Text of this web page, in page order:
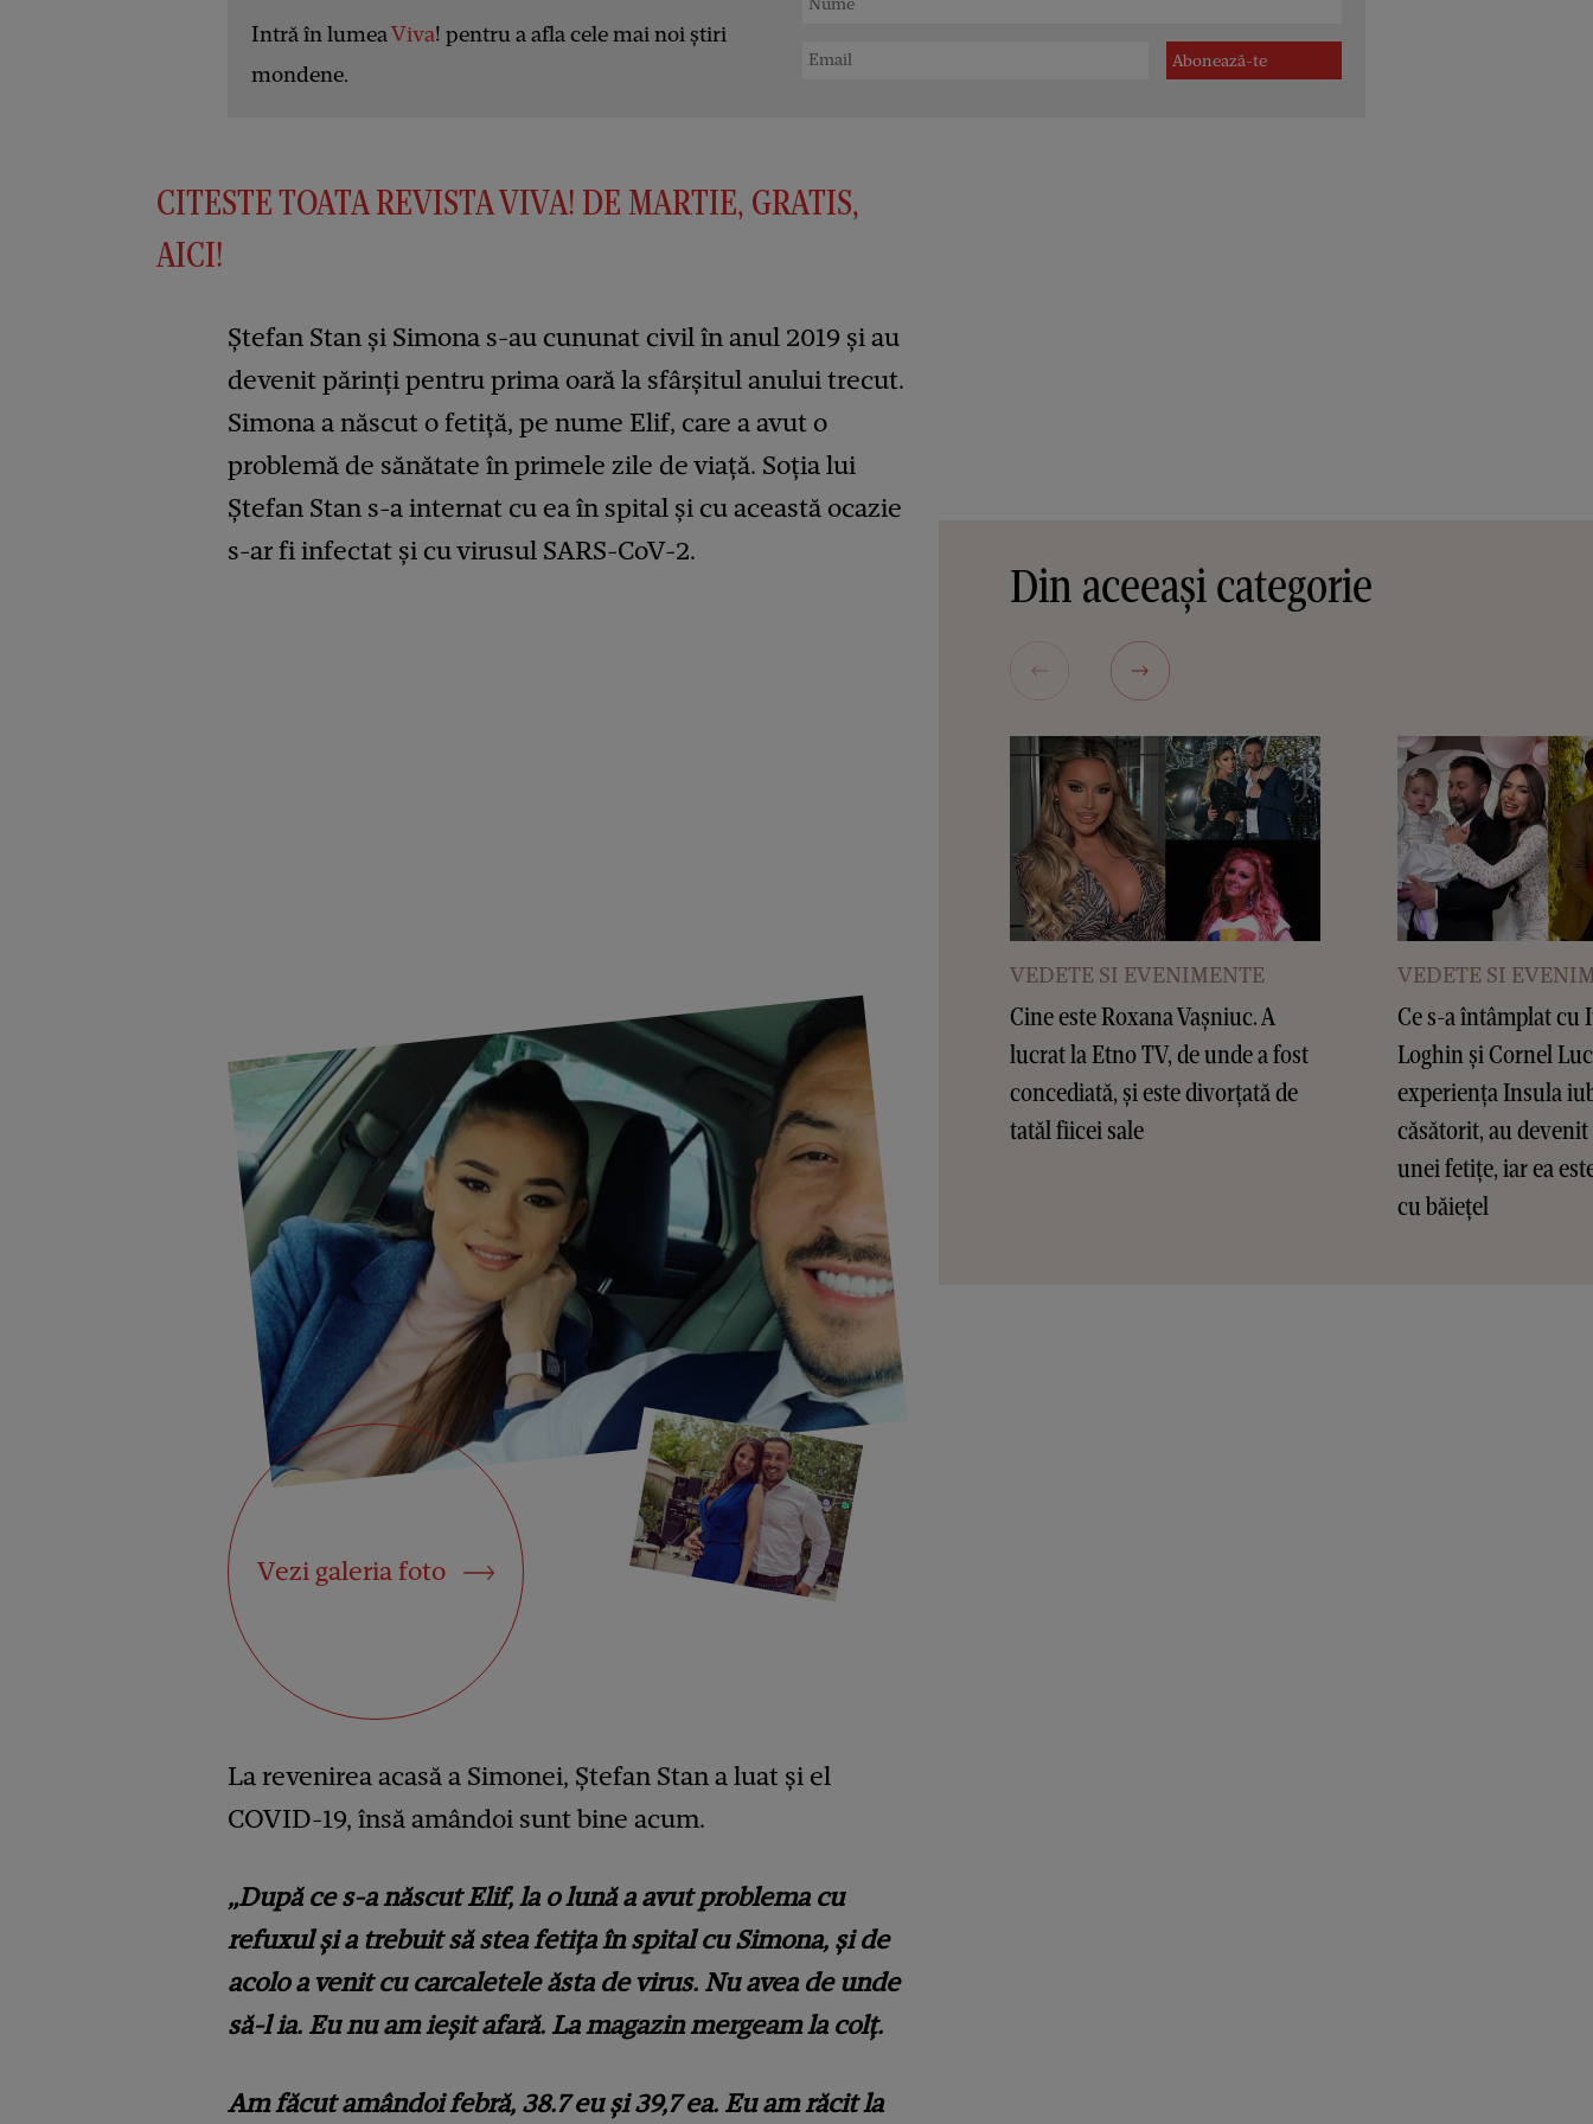
Intră în lumeaViva! pentru a afla cele mai noi știri
mondene.
CITESTE TOATA REVISTA VIVA! DE MARTIE, GRATIS,
AICI!
Ștefan Stan și Simona s-au cununat civil în anul 2019 și au
devenit părinți pentru prima oară la sfârșitul anului trecut.
Simona a născut o fetiță, pe nume Elif, care a avut o
problemă de sănătate în primele zile de viață. Soția lui
Ștefan Stan s-a internat cu ea în spital și cu această ocazie
s-ar fi infectat și cu virusul SARS-CoV-2.
Vezi galeria foto
La revenirea acasă a Simonei, Ștefan Stan a luat și el
COVID-19, însă amândoi sunt bine acum.
„După ce s-a născut Elif, la o lună a avut problema cu
refuxul și a trebuit să stea fetița în spital cu Simona, și de
acolo a venit cu carcaletele ăsta de virus. Nu avea de unde
să-l ia. Eu nu am ieșit afară. La magazin mergeam la colț.
Am făcut amândoi febră, 38.7 eu și 39,7 ea. Eu am răcit la
Din aceeași categorie
VEDETE SI EVENIMENTE
Cine este Roxana Vașniuc. A
lucrat la Etno TV, de unde a fost
concediată, și este divorțată de
tatăl fiicei sale
VEDETE SI
Ce s-a întâmplat cu
Loghin și Cornel
experiența Insula
căsătorit, au
unei fetițe, iar ea
cu băiețel